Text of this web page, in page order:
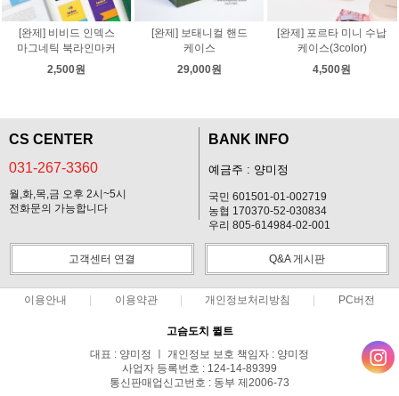
[완제] 비비드 인덱스
마그네틱 북라인마커
2,500원
[완제] 보태니컬 핸드
케이스
29,000원
[완제] 포르타 미니 수납
케이스(3color)
4,500원
CS CENTER
031-267-3360
월,화,목,금 오후 2시~5시
전화문의 가능합니다
BANK INFO
예금주 : 양미정
국민 601501-01-002719
농협 170370-52-030834
우리 805-614984-02-001
고객센터 연결 Q&A 게시판
이용안내 이용약관 개인정보처리방침 PC버전
고슴도치 퀼트
대표 : 양미정 ㅣ 개인정보 보호 책임자 : 양미정
사업자 등록번호 : 124-14-89399
통신판매업신고번호 : 동부 제2006-73